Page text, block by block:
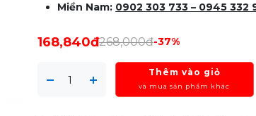
Miền Nam: 0902 303 733 – 0945 332
168,840đ268,000đ-37%
Thêm vào giỏ
và mua sản phẩm khác